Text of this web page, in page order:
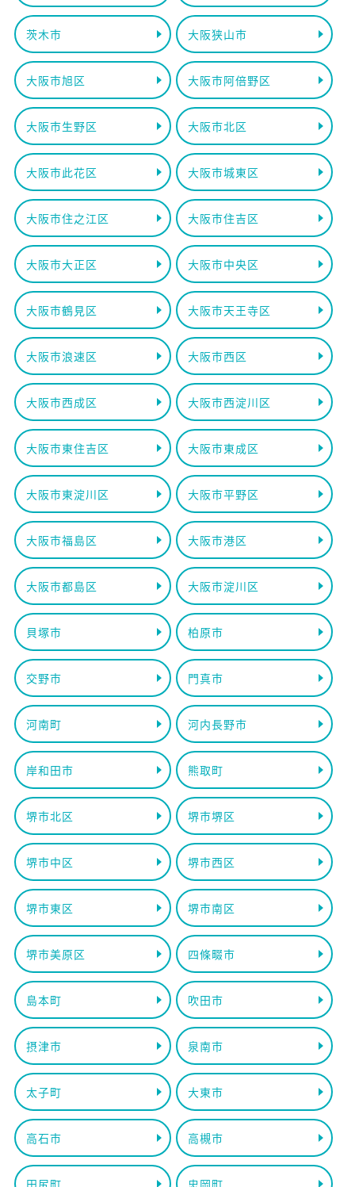
茨木市 大阪狭山市
大阪市旭区 大阪市阿倍野区
大阪市生野区 大阪市北区
大阪市此花区 大阪市城東区
大阪市住之江区 大阪市住吉区
大阪市大正区 大阪市中央区
大阪市鶴見区 大阪市天王寺区
大阪市浪速区 大阪市西区
大阪市西成区 大阪市西淀川区
大阪市東住吉区 大阪市東成区
大阪市東淀川区 大阪市平野区
大阪市福島区 大阪市港区
大阪市都島区 大阪市淀川区
貝塚市 柏原市
交野市 門真市
河南町 河内長野市
岸和田市 熊取町
堺市北区 堺市堺区
堺市中区 堺市西区
堺市東区 堺市南区
堺市美原区 四條畷市
島本町 吹田市
摂津市 泉南市
太子町 大東市
高石市 高槻市